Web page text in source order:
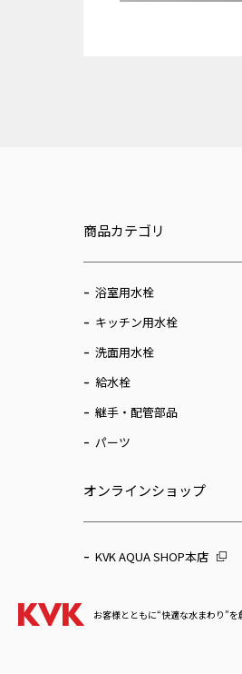
商品カテゴリ
浴室用水栓
キッチン用水栓
洗面用水栓
給水栓
継手・配管部品
パーツ
オンラインショップ
KVK AQUA SHOP本店
お客様とともに“快適な水まわり”を